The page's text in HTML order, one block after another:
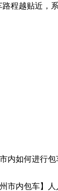
程越贴近，
内如何进行
州市内包车】